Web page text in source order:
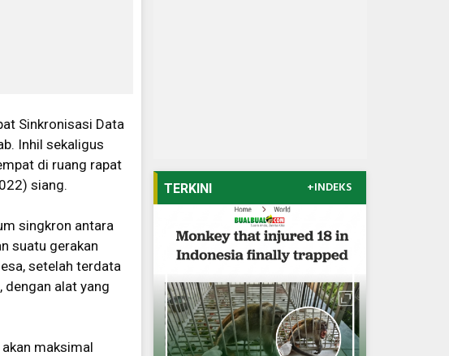
Sinkronisasi Data
Inhil sekaligus
di ruang rapat
siang.
singkron antara
suatu gerakan
setelah terdata
dengan alat yang
maksimal
TERKINI +INDEKS